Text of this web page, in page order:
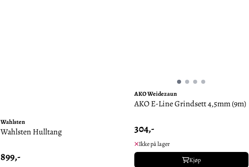
Wahlsten
Wahlsten Hulltang
899,-
AKO Weidezaun
AKO E-Line Grindsett 4,5mm (9m)
304,-
Ikke på lager
Kjøp